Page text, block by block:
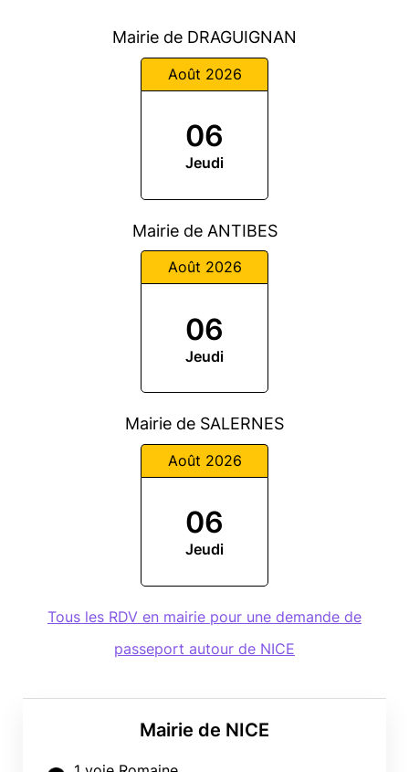
Mairie de NICE
Mairie de DRAGUIGNAN
Août 2026
06
Jeudi
Mairie de ANTIBES
Août 2026
06
Jeudi
Mairie de SALERNES
Août 2026
06
Jeudi
Tous les RDV en mairie pour une demande de
passeport autour de NICE